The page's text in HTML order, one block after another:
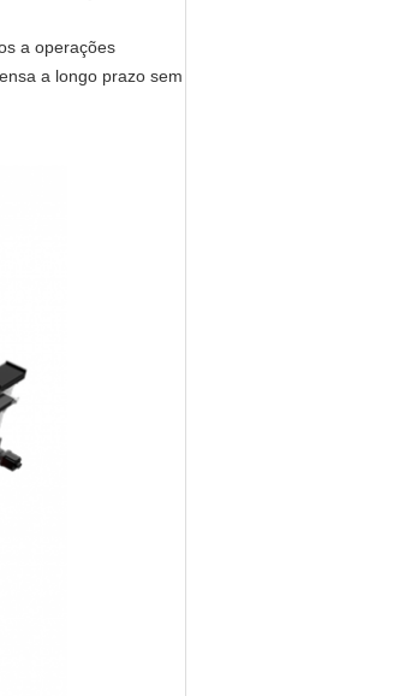
a operações
a longo prazo sem